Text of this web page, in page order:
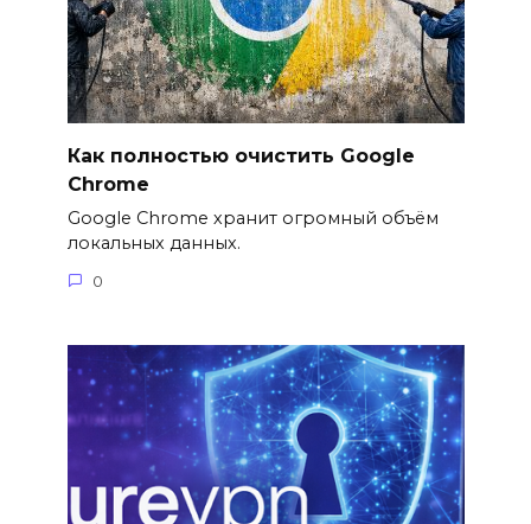
Как полностью очистить Google
Chrome
Google Chrome хранит огромный объём
локальных данных.
0